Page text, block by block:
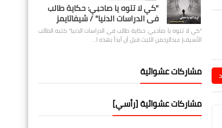
"كي لا تتوه يا صاحبي: حكاية طالب
في الدراسات الدنيا" / شيفاتايمز
"كي لا تتوه يا صاحبي: حكاية طالب في الدراسات الدنيا" كتبه الطالب
الأسيف| عبدالرحمن الليث قبل أن أبدأ بهذه ا…
مشاركات عشوائية
مشاركات عشوائية [رأسي]